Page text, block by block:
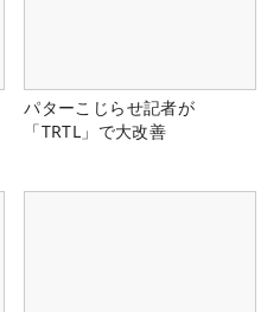
パターこじらせ記者が
「TRTL」で大改善